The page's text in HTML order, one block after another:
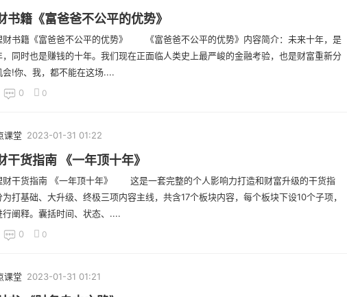
书籍《富爸爸不公平的优势》
籍《富爸爸不公平的优势》 《富爸爸不公平的优势》内容简介：未来十年，是
，同时也是赚钱的十年。我们现在正面临人类史上最严峻的金融考验，也是财富重新分
会!你、我，都不能在这场....
0 0
课堂 2023-01-31 01:22
干货指南 《一年顶十年》
货指南 《一年顶十年》 这是一套完整的个人影响力打造和财富升级的干货指
打基础、大升级、终极三项内容主线，共含17个板块内容，每个板块下设10个子项，
行阐释。囊括时间、状态、....
0 0
课堂 2023-01-31 01:21